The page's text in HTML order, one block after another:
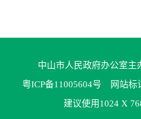
中山市人民政府办公室
粤ICP备11005604号 网站标
建议使用1024 X